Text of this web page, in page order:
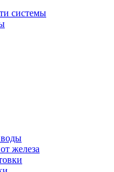
системы
железа